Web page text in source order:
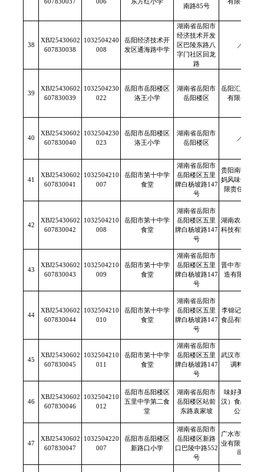
607830037
006
东方红小学
南路85号
有限公司
38
XBJ25430602
607830038
1032504240
008
岳阳经济技术开
发区通海路中学
湖南省岳阳市
经济技术开发
区巴陵东路八
字门社区回龙
路
／
39
XBJ25430602
607830039
1032504230
022
岳阳市岳阳楼区
洛王小学
湖南省岳阳市
岳阳楼区
岳阳汇康食品
有限公司
40
XBJ25430602
607830040
1032504230
023
岳阳市岳阳楼区
洛王小学
湖南省岳阳市
岳阳楼区
／
41
XBJ25430602
607830041
1032504210
007
岳阳市第十中学
食堂
湖南省岳阳市
岳阳楼区五里
牌白杨坡路147
号
贵阳南明老干
妈风味食品有
限责任公司
42
XBJ25430602
607830042
1032504210
008
岳阳市第十中学
食堂
湖南省岳阳市
岳阳楼区五里
牌白杨坡路147
号
湖南农丰食品
科技有限公司
43
XBJ25430602
607830043
1032504210
009
岳阳市第十中学
食堂
湖南省岳阳市
岳阳楼区五里
牌白杨坡路147
号
晋中市旺泉酿
造有限公司
44
XBJ25430602
607830044
1032504210
010
岳阳市第十中学
食堂
湖南省岳阳市
岳阳楼区五里
牌白杨坡路147
号
李锦记(新会)
食品有限公司
45
XBJ25430602
607830045
1032504210
011
岳阳市第十中学
食堂
湖南省岳阳市
岳阳楼区五里
牌白杨坡路147
号
武汉市馨家丽
调料厂
46
XBJ25430602
607830046
1032504210
012
岳阳市岳阳楼区
五里中学第二食
堂
湖南省岳阳市
岳阳楼区站前
东路袁家坡
味好美（武
汉）食品有限
公司
47
XBJ25430602
607830047
1032504220
007
岳阳市岳阳楼区
新路口小学
湖南省岳阳市
岳阳楼区新路
口巴陵中路552
号
广水市益达米
业有限责任公
司